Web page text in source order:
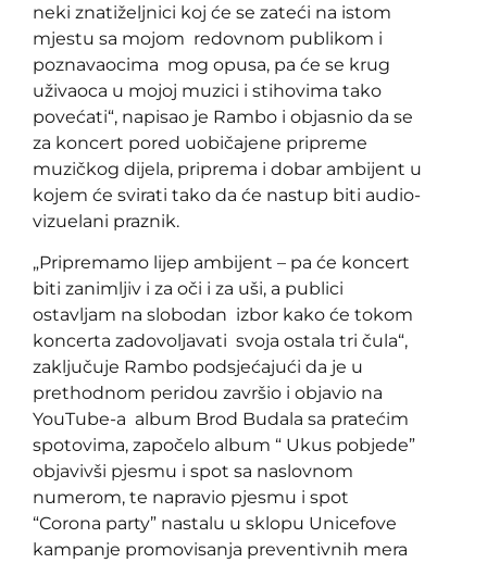
neki znatiželjnici koj će se zateći na istom
mjestu sa mojom redovnom publikom i
poznavaocima mog opusa, pa će se krug
uživaoca u mojoj muzici i stihovima tako
povećati“, napisao je Rambo i objasnio da se
za koncert pored uobičajene pripreme
muzičkog dijela, priprema i dobar ambijent u
kojem će svirati tako da će nastup biti audio-
vizuelani praznik.
„Pripremamo lijep ambijent – pa će koncert
biti zanimljiv i za oči i za uši, a publici
ostavljam na slobodan izbor kako će tokom
koncerta zadovoljavati svoja ostala tri čula“,
zaključuje Rambo podsjećajući da je u
prethodnom peridou završio i objavio na
YouTube-a album Brod Budala sa pratećim
spotovima, započelo album “ Ukus pobjede”
objavivši pjesmu i spot sa naslovnom
numerom, te napravio pjesmu i spot
“Corona party” nastalu u sklopu Unicefove
kampanje promovisanja preventivnih mera